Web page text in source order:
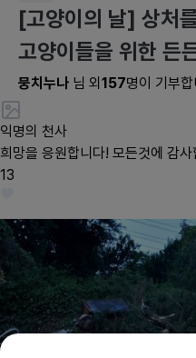
[고양이의 날] 상처
고양이들을 위한 든
뭉치누나 님 외 157명이 기부
익명의 천사
희망을 응원합니다! 모든것에 감
13
확인